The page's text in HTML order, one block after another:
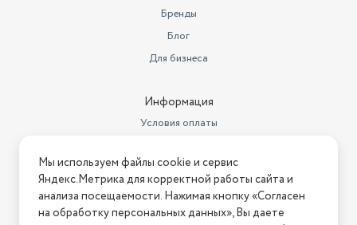
Бренды
Блог
Для бизнеса
Информация
Условия оплаты
Условия возврата
Нашли ошибку на сайте? Напишите нам
2026 © Интернет-магазин "АстМаркет". У нас есть всё!
Мы используем файлы cookie и сервис
Яндекс.Метрика для корректной работы сайта и
анализа посещаемости. Нажимая кнопку «Согласен
на обработку персональных данных», Вы даете